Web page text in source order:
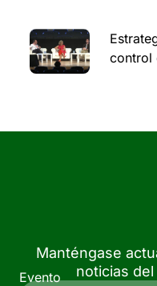
control
Evento
Manténgase
noticias del